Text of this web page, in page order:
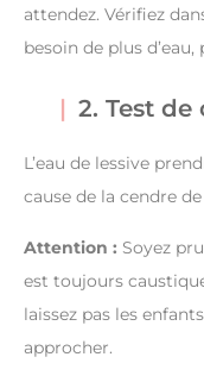
attendez. Vérifiez
besoin de plus
2. Test de
L’eau de lessive
cause de la cendre
Attention : Soyez
est toujours
laissez pas les
approcher.